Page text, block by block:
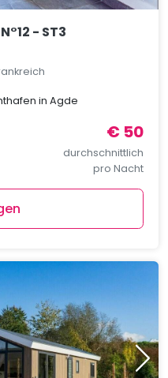
- ST3
in Agde
€ 50
durchschnittlich
pro Nacht